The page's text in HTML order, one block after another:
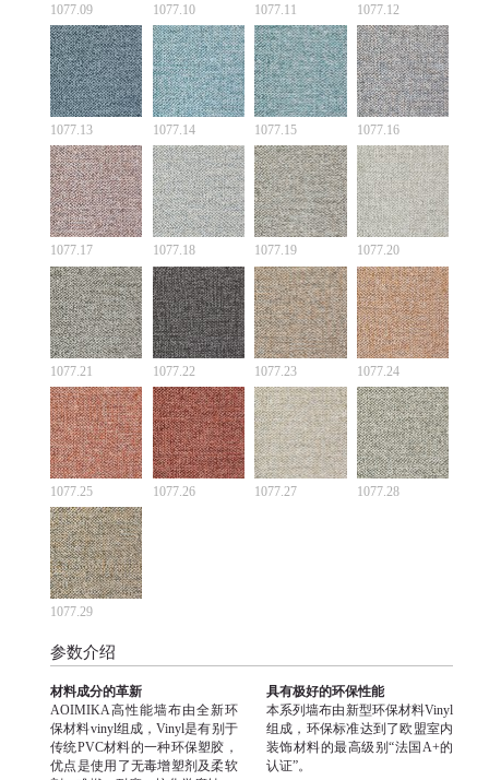
1077.09 1077.10 1077.11 1077.12
1077.13 1077.14 1077.15 1077.16
1077.17 1077.18 1077.19 1077.20
1077.21 1077.22 1077.23 1077.24
1077.25 1077.26 1077.27 1077.28
1077.29
参数介绍
材料成分的革新
AOIMIKA高性能墙布由全新环
保材料vinyl组成，Vinyl是有别于
传统PVC材料的一种环保塑胶，
优点是使用了无毒增塑剂及柔软
具有极好的环保性能
本系列墙布由新型环保材料Vinyl
组成，环保标准达到了欧盟室内
装饰材料的最高级别“法国A+的
认证”。